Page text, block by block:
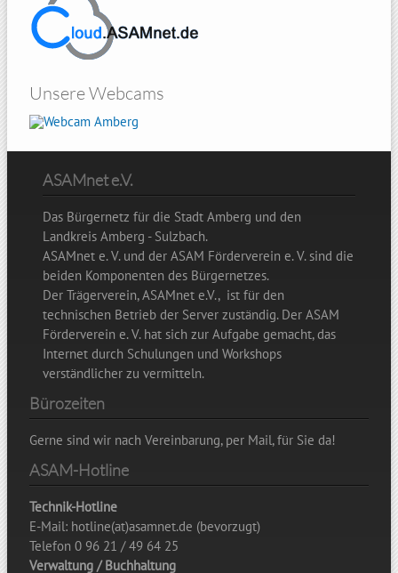
Unsere Webcams
ASAMnet e.V.
Das Bürgernetz für die Stadt Amberg und den
Landkreis Amberg - Sulzbach.
ASAMnet e. V. und der ASAM Förderverein e. V. sind die
beiden Komponenten des Bürgernetzes.
Der Trägerverein, ASAMnet e.V., ist für den
technischen Betrieb der Server zuständig. Der ASAM
Förderverein e. V. hat sich zur Aufgabe gemacht, das
Internet durch Schulungen und Workshops
verständlicher zu vermitteln.
Bürozeiten
Gerne sind wir nach Vereinbarung, per Mail, für Sie da!
ASAM-Hotline
Technik-Hotline
E-Mail: hotline(at)asamnet.de (bevorzugt)
Telefon 0 96 21 / 49 64 25
Verwaltung / Buchhaltung